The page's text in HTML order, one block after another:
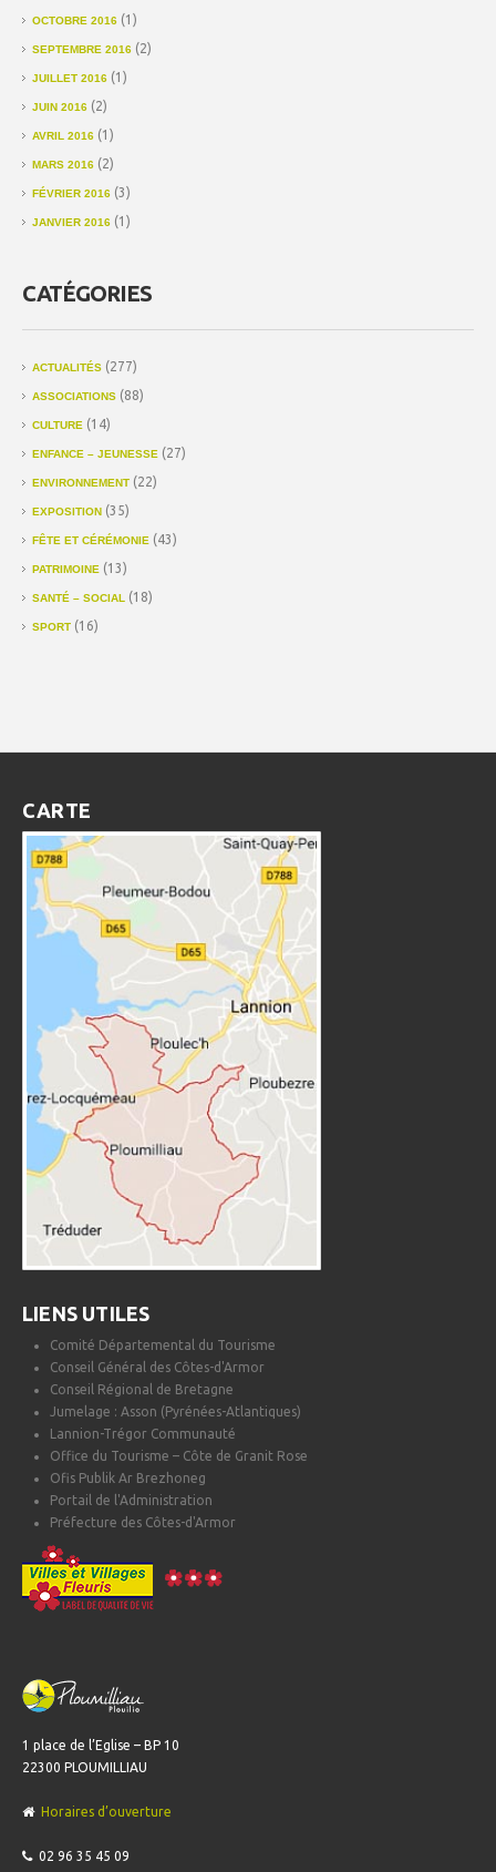
OCTOBRE 2016 (1)
SEPTEMBRE 2016 (2)
JUILLET 2016 (1)
JUIN 2016 (2)
AVRIL 2016 (1)
MARS 2016 (2)
FÉVRIER 2016 (3)
JANVIER 2016 (1)
CATÉGORIES
ACTUALITÉS (277)
ASSOCIATIONS (88)
CULTURE (14)
ENFANCE – JEUNESSE (27)
ENVIRONNEMENT (22)
EXPOSITION (35)
FÊTE ET CÉRÉMONIE (43)
PATRIMOINE (13)
SANTÉ – SOCIAL (18)
SPORT (16)
CARTE
LIENS UTILES
Comité Départemental du Tourisme
Conseil Général des Côtes-d'Armor
Conseil Régional de Bretagne
Jumelage : Asson (Pyrénées-Atlantiques)
Lannion-Trégor Communauté
Office du Tourisme – Côte de Granit Rose
Ofis Publik Ar Brezhoneg
Portail de l'Administration
Préfecture des Côtes-d'Armor
1 place de l’Eglise – BP 10
22300 PLOUMILLIAU
Horaires d’ouverture
02 96 35 45 09